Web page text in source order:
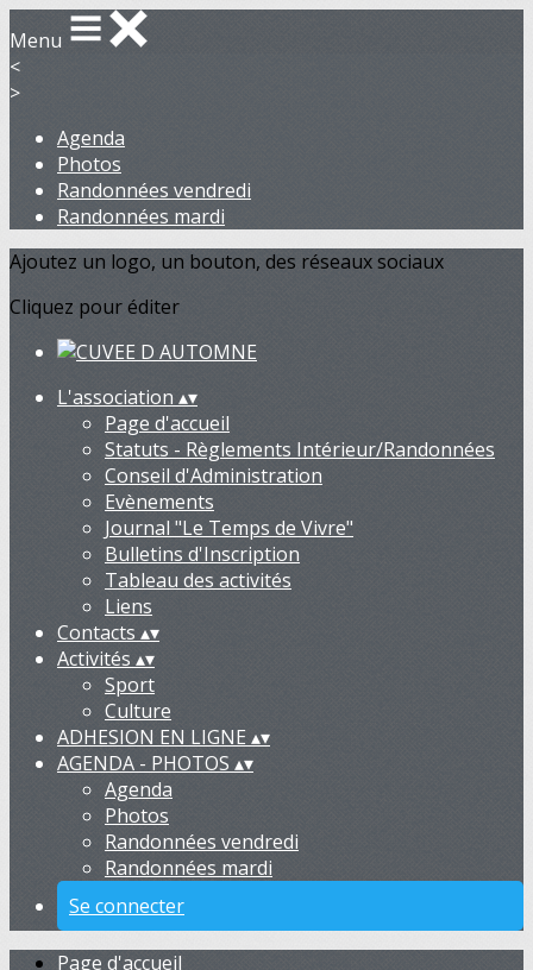
Menu
<
>
Agenda
Photos
Randonnées vendredi
Randonnées mardi
Ajoutez un logo, un bouton, des réseaux sociaux
Cliquez pour éditer
L'association ▴▾
Page d'accueil
Statuts - Règlements Intérieur/Randonnées
Conseil d'Administration
Evènements
Journal "Le Temps de Vivre"
Bulletins d'Inscription
Tableau des activités
Liens
Contacts ▴▾
Activités ▴▾
Sport
Culture
ADHESION EN LIGNE▴▾
AGENDA - PHOTOS ▴▾
Agenda
Photos
Randonnées vendredi
Randonnées mardi
Se connecter
Page d'accueil